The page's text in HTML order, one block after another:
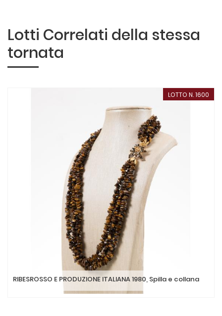
Lotti Correlati della stessa
tornata
LOTTO N. 1600
RIBESROSSO E PRODUZIONE ITALIANA 1980, Spilla e collana